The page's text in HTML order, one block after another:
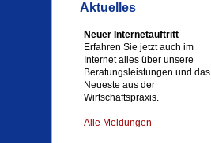
Aktuelles
Neuer Internetauftritt
Erfahren Sie jetzt auch im
Internet alles über unsere
Beratungsleistungen und das
Neueste aus der
Wirtschaftspraxis.
Alle Meldungen